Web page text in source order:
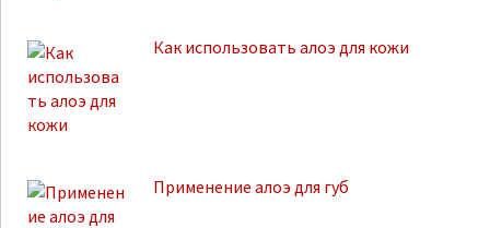
Как использовать алоэ для кожи
Применение алоэ для губ